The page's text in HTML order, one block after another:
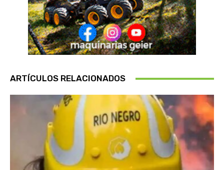
ARTÍCULOS RELACIONADOS